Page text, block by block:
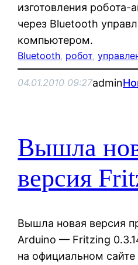
изготовления робота-
через Bluetooth
компьютером.
Bluetooth, робот,
04.01.2010 09:27admin
Вышла
версия
Вышла новая версия
Arduino — Fritzing
на официальном